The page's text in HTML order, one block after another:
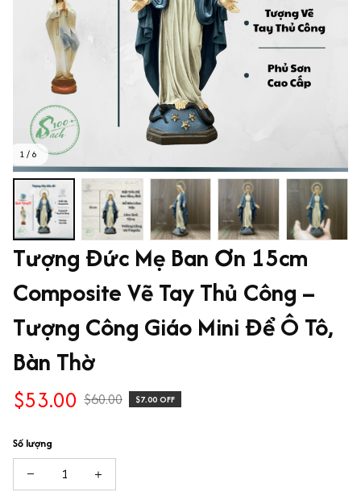
1 / 6
Tượng Đức Mẹ Ban Ơn 15cm
Composite Vẽ Tay Thủ Công –
Tượng Công Giáo Mini Để Ô Tô,
Bàn Thờ
$53.00 $60.00 $7.00 OFF
Số lượng